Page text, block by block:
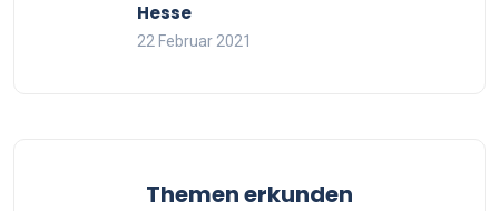
Hesse
22 Februar 2021
Themen erkunden